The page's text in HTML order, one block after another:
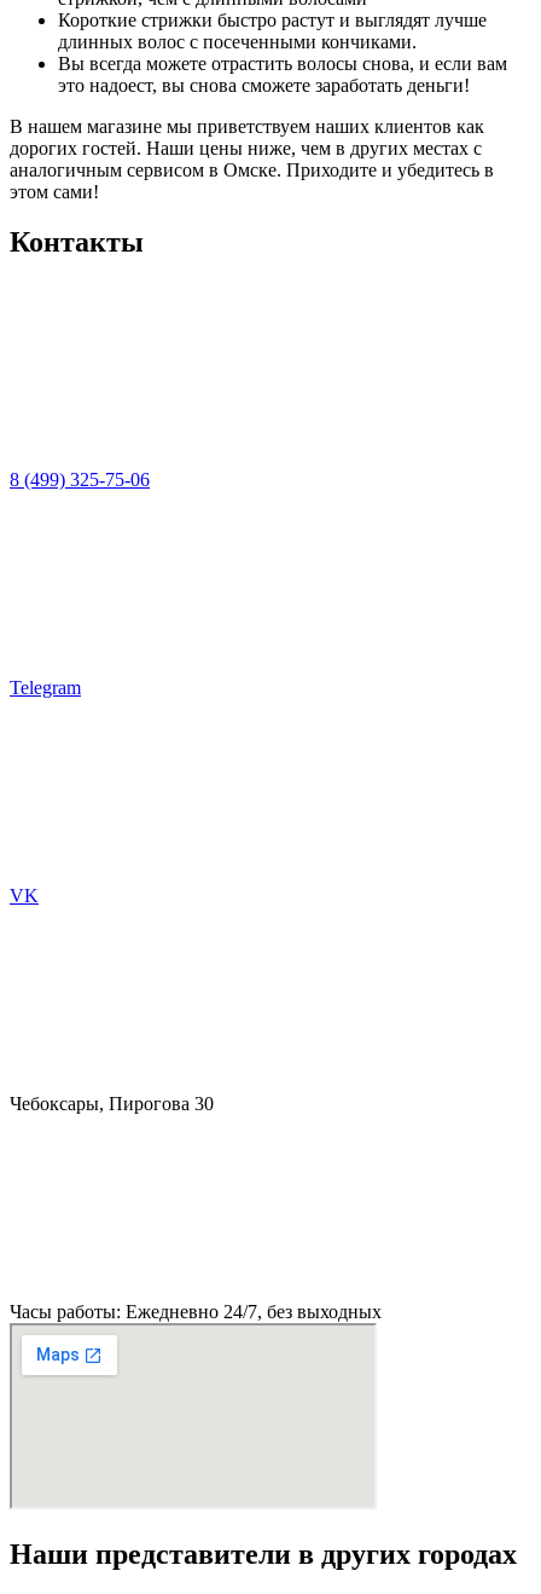
Короткие стрижки быстро растут и выглядят лучше
длинных волос с посеченными кончиками.
Вы всегда можете отрастить волосы снова, и если вам
это надоест, вы снова сможете заработать деньги!
В нашем магазине мы приветствуем наших клиентов как
дорогих гостей. Наши цены ниже, чем в других местах с
аналогичным сервисом в Омске. Приходите и убедитесь в
этом сами!
Контакты
8 (499) 325-75-06
Telegram
VK
Чебоксары, Пирогова 30
Часы работы: Ежедневно 24/7, без выходных
Наши представители в других городах